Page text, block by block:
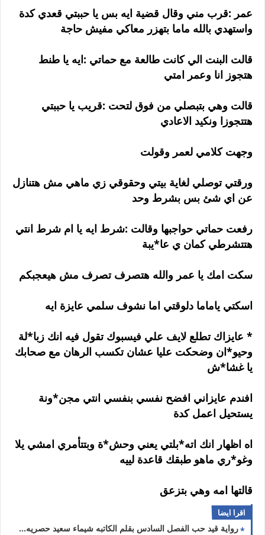
عمر :قرب مني وقال قضية ايه بس يا حببتي قعدي كدة
واستهدي بالله ماما بتهزر معاكي مفيش حاجة
قالت البنت الي كانت طالعة مع حماتي :ايه يا طنط
هتجوز انا وعمر امتي
قالت وهي بتبصلي من فوق لتحت :قريب يا حببتي
هتتجوزا ونكيد الاعادي
وجهت كلامي لعمر وقولت
ورقتي توصلي لغاية بيتي وحقوقي زي ماهي مش هتنازل
عن اي شئ بس بشرط وحد
رفعت حماتي حواجبها وقالت :شرط ايه يا ام شرط انتي
هتتشرطي كمان ي عا*يبة
سكت امك يا عمر والله هتصرف تصرف مش هيعجبكم
اسكتي ياماما دلوقتي اما نشوف سلمي عايزة ايه
* عايزاك تطلع لايف علي فيسبوك تقول فيه انك زبا*لة
وحيو*ان وضحكت عليا عشان تكسب الرهان مع صحابك
يا غشا*ش
افندم عايزاني افضح نفسي بنفسي انتي مجن*ونة
يستحيل اعمل كدة
اه اظهار انك اته*بلتي يعني وحش*ة وبتتأمري امشي يلا
وغو*ري ماهو طبقك قاعدة لييه
قالتها امه وهي بتزعق
اقرا ايضا
رواية قيد حب الفصل السادس بقلم الكاتبه شيماء سعيد حصريه وجديده